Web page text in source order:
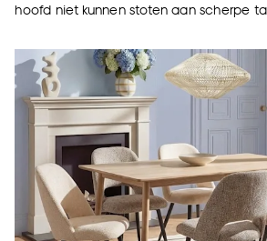
hoofd niet kunnen stoten aan scherpe